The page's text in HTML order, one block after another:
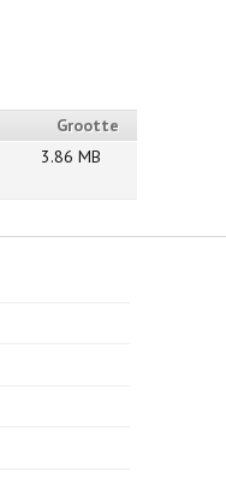
Grootte
3.86 MB